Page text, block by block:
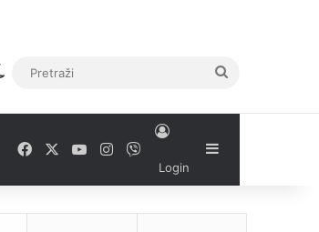
Switch skin
FacebookYouTubeInstagram
Viber
Login
Sidebar